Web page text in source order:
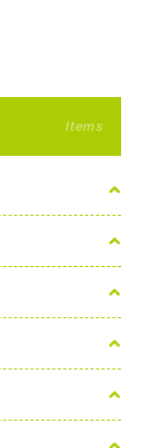
Items